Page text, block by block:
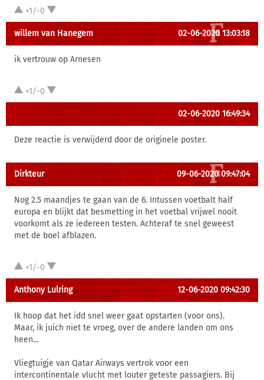
+1/-0
willem van Hanegem 02-06-2020 13:03:18
ik vertrouw op Arnesen
+1/-0
02-06-2020 16:49:34
Deze reactie is verwijderd door de originele poster.
Dirkteur 09-06-2020 09:47:04
Nog 2.5 maandjes te gaan van de 6. Intussen voetbalt half
europa en blijkt dat besmetting in het voetbal vrijwel nooit
voorkomt als ze iedereen testen. Achteraf te snel geweest
met de boel afblazen.
+1/-0
Anthony Lulring 12-06-2020 09:42:30
Ik hoop dat het idd snel weer gaat opstarten (voor ons).
Maar, ik juich niet te vroeg, over de andere landen om ons
heen...
Vliegtuigje van Qatar Airways vertrok voor een
intercontinentale vlucht met louter geteste passagiers. Bij